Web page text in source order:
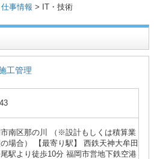
仕事情報 > IT・技術
工管理
南区那の川 （※設計もしくは積算業
場合） 【最寄り駅】 西鉄天神大牟田
駅より徒歩10分 福岡市営地下鉄空港